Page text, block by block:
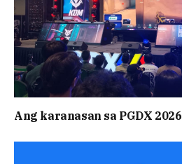
Ang karanasan sa PGDX 2026